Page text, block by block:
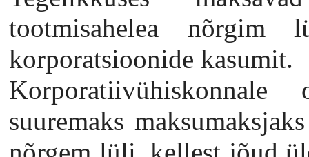
tootmisahelea
korporatsioonide kasumit.
suuremaks